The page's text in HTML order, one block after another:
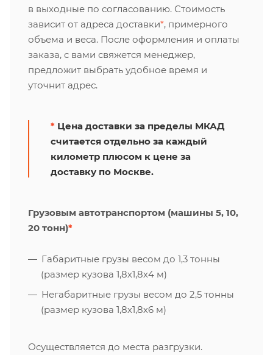
в выходные по согласованию. Стоимость
зависит от адреса доставки*, примерного
объема и веса. После оформления и оплаты
заказа, с вами свяжется менеджер,
предложит выбрать удобное время и
уточнит адрес.
* Цена доставки за пределы МКАД
считается отдельно за каждый
километр плюсом к цене за
доставку по Москве.
Грузовым автотранспортом (машины 5, 10,
20 тонн)*
Габаритные грузы весом до 1,3 тонны
(размер кузова 1,8х1,8х4 м)
Негабаритные грузы весом до 2,5 тонны
(размер кузова 1,8х1,8х6 м)
Осуществляется до места разгрузки.